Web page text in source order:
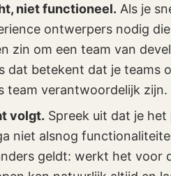
niet functioneel. Als je
ontwerpers nodig
zin om een team van
dat betekent dat je teams
team verantwoordelijk zijn.
volgt. Spreek uit dat je het
niet alsnog
geldt: werkt het voor